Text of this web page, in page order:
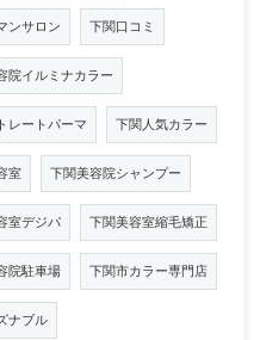
ンサロン 下関口コミ
院イルミナカラー
レートパーマ 下関人気カラー
室 下関美容院シャンプー
室デジパ 下関美容室縮毛矯正
院駐車場 下関市カラー専門店
ナブル